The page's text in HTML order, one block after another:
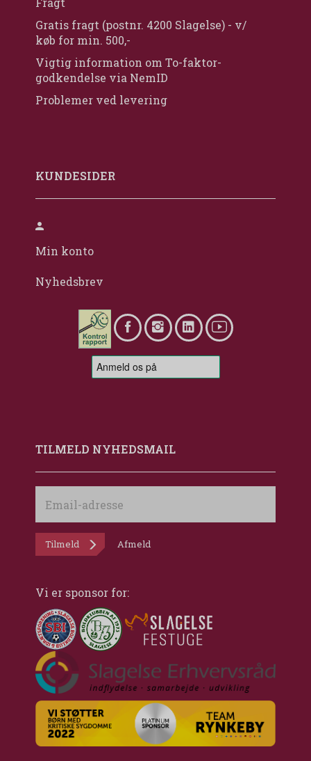
Gratis fragt (postnr. 4200 Slagelse) - v/
køb for min. 500,-
Vigtig information om To-faktor-
godkendelse via NemID
Problemer ved levering
KUNDESIDER
Min konto
Nyhedsbrev
TILMELD NYHEDSMAIL
adresse
Tilmeld Afmeld
Vi er sponsor for: